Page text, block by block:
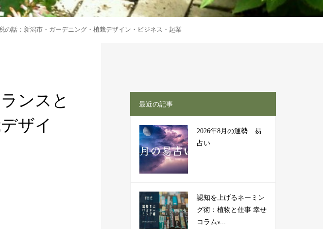
の話：新潟市・ガーデニング・植栽デザイン・ビジネス・起業
ンスと
ザイ
最近の記事
2026年8月の運勢 易
占い
認知を上げるネーミン
グ術：植物と仕事 幸せ
コラムv...